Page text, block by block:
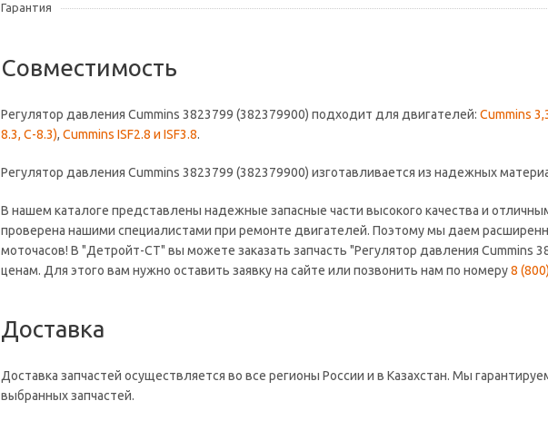
Гарантия
Совместимость
Регулятор давления Cummins 3823799 (382379900) подходит для двигателей: Cummins
8.3, C-8.3), Cummins ISF2.8 и ISF3.8.
Регулятор давления Cummins 3823799 (382379900) изготавливается из надежных
В нашем каталоге представлены надежные запасные части высокого качества и
проверена нашими специалистами при ремонте двигателей. Поэтому мы даем
моточасов! В "Детройт-СТ" вы можете заказать запчасть "Регулятор давления Cummins
ценам. Для этого вам нужно оставить заявку на сайте или позвонить нам по номеру8
Доставка
Доставка запчастей осуществляется во все регионы России и в Казахстан. Мы
выбранных запчастей.